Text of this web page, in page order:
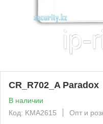
CR_R702_A Paradox
В наличии
Код: KMА2615
Опт и